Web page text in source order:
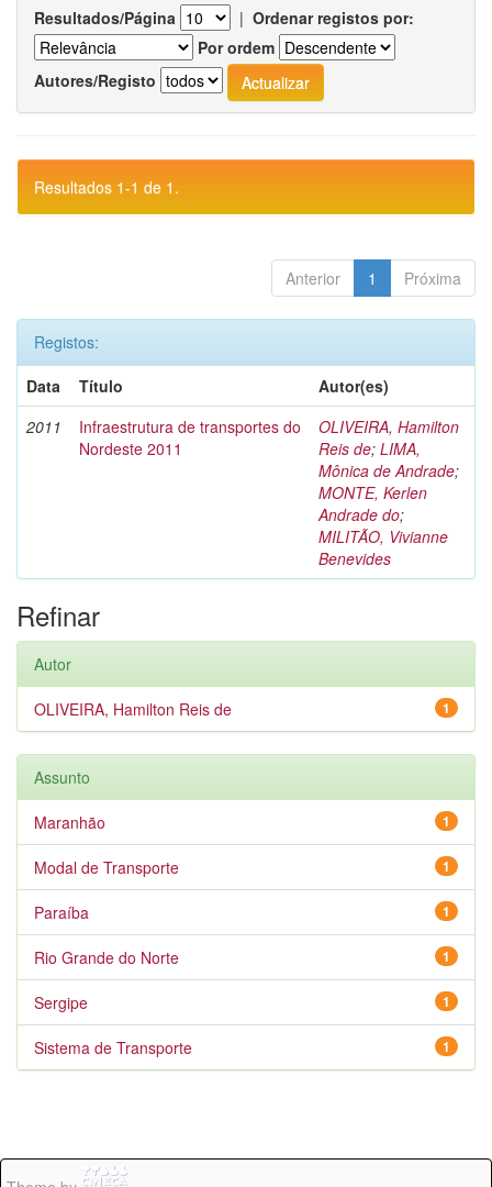
Resultados/Página | Ordenar registos por:
Por ordem
Autores/Registo
Resultados 1-1 de 1.
Anterior 1 Próxima
Registos:
Data
Título
Autor(es)
2011
Infraestrutura de transportes do
Nordeste 2011
OLIVEIRA, Hamilton
Reis de; LIMA,
Mônica de Andrade;
MONTE, Kerlen
Andrade do;
MILITÃO, Vivianne
Benevides
Refinar
Autor
1
OLIVEIRA, Hamilton Reis de
Assunto
1
Maranhão
1
Modal de Transporte
1
Paraíba
1
Rio Grande do Norte
1
Sergipe
1
Sistema de Transporte